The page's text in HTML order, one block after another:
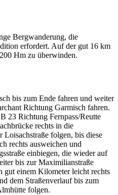
Bergwanderung, die
erfordert. Auf der gut 16 km
Hm zu überwinden.
bis zum Ende fahren und weiter
Richtung Garmisch fahren.
23 Richtung Fernpass/Reutte
rechts in die
Loisachstraße folgen, bis diese
rechts ausweichen und
einbiegen, die wieder auf
bis zur Maximilianstraße
gut einem Kilometer leicht rechts
dem Straßenverlauf bis zum
folgen.